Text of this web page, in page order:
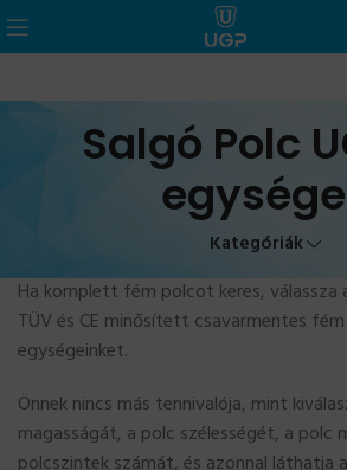
Salgó Polc
Kategóriák
Ha komplett fém polcot keres, válassza
TÜV és CE minősített csavarmentes
egységeinket.
Önnek nincs más tennivalója, mint
magasságát, a polc szélességét, a polc